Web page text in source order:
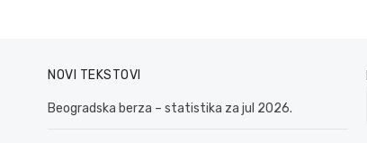
NOVI TEKSTOVI
Beogradska berza – statistika za jul 2026.